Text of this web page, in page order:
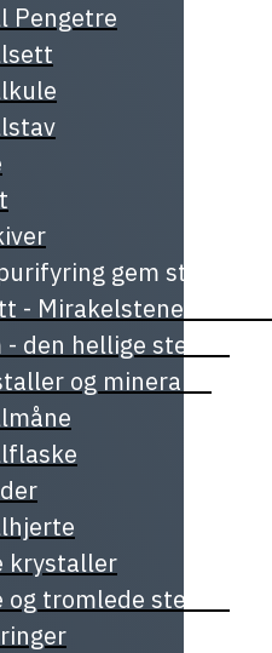
Pengetre
gem stick
- Mirakelstenen fra
- den hellige stenen
og mineraler
krystaller
tromlede steiner